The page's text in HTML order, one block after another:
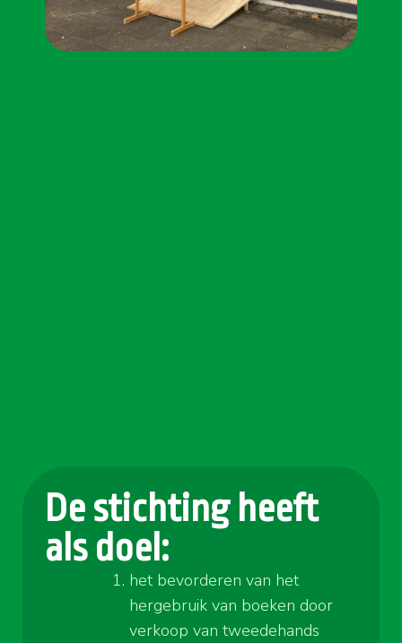
De stichting heeft
als doel:
het bevorderen van het
hergebruik van boeken door
verkoop van tweedehands